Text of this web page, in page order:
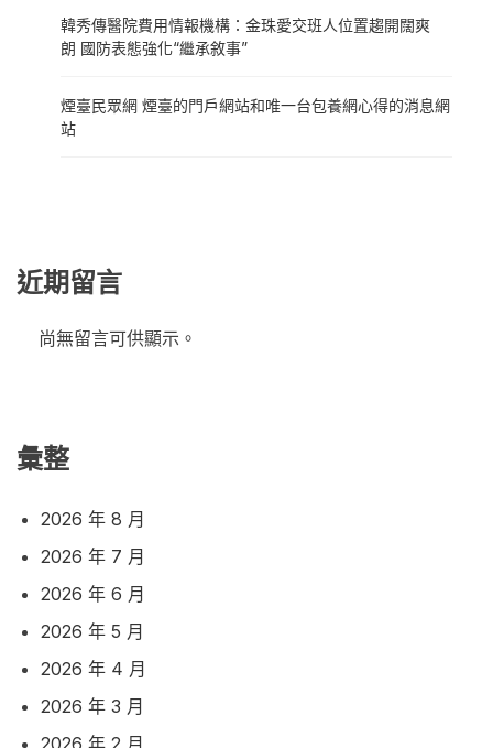
韓秀傳醫院費用情報機構：金珠愛交班人位置趨開闊爽
朗 國防表態強化“繼承敘事”
煙臺民眾網 煙臺的門戶網站和唯一台包養網心得的消息網
站
近期留言
尚無留言可供顯示。
彙整
2026 年 8 月
2026 年 7 月
2026 年 6 月
2026 年 5 月
2026 年 4 月
2026 年 3 月